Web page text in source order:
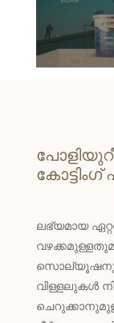
ലഭ്യമായ
വിള്ളലുകൾ